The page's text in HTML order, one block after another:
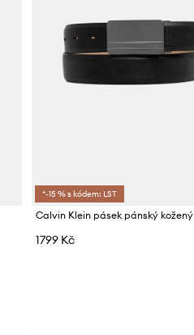
*-15 % s kódem: LST
Calvin Klein pásek pánský kožený
1799 Kč